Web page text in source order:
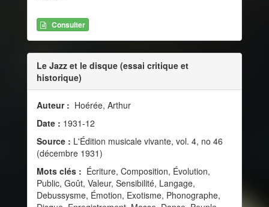
Consulter
Le Jazz et le disque (essai critique et
historique)
Auteur : Hoérée, Arthur
Date : 1931-12
Source : L'Édition musicale vivante, vol. 4, no 46
(décembre 1931)
Mots clés : Écriture, Composition, Évolution,
Public, Goût, Valeur, Sensibilité, Langage,
Debussysme, Émotion, Exotisme, Phonographe,